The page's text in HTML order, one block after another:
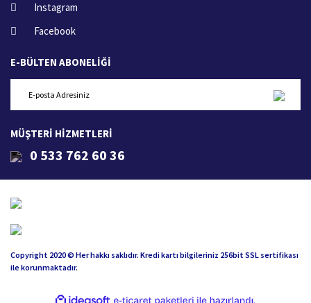
Instagram
Facebook
E-BÜLTEN ABONELİĞİ
MÜŞTERİ HİZMETLERİ
0 533 762 60 36
Copyright 2020 © Her hakkı saklıdır. Kredi kartı bilgileriniz 256bit SSL sertifikası
ile korunmaktadır.
ideasoft e-